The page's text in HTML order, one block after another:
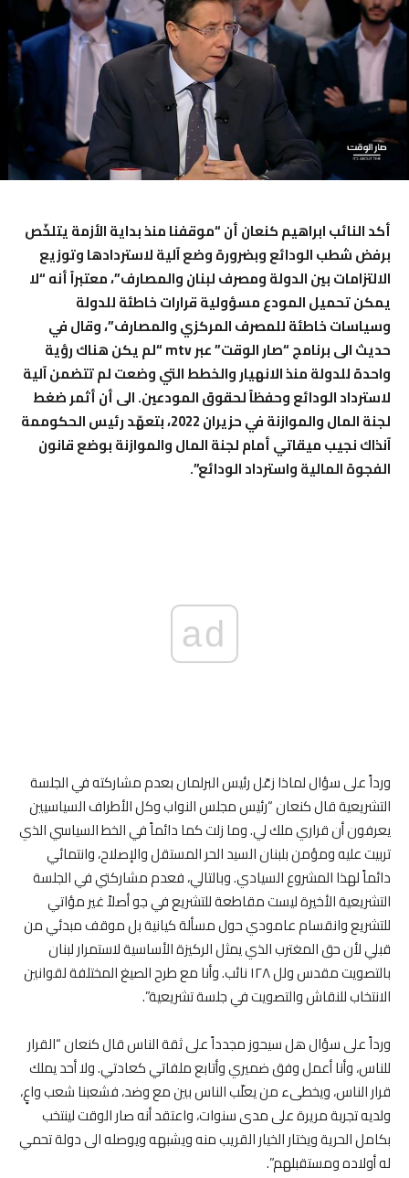
أكد النائب ابراهيم كنعان أن “موقفنا منذ بداية الأزمة يتلخّص
برفض شطب الودائع وبضرورة وضع آلية لاستردادها وتوزيع
الالتزامات بين الدولة ومصرف لبنان والمصارف”، معتبراً أنه “لا
يمكن تحميل المودع مسؤولية قرارات خاطئة للدولة
وسياسات خاطئة للمصرف المركزي والمصارف”، وقال في
حديث الى برنامج “صار الوقت” عبر mtv “لم يكن هناك رؤية
واحدة للدولة منذ الانهيار والخطط التي وضعت لم تتضمن آلية
لاسترداد الودائع وحفظاً لحقوق المودعين. الى أن أثمر ضغط
لجنة المال والموازنة في حزيران 2022، بتعهّد رئيس الحكوممة
آنذاك نجيب ميقاتي أمام لجنة المال والموازنة بوضع قانون
الفجوة المالية واسترداد الودائع”.
ad
ورداً على سؤال لماذا زعّل رئيس البرلمان بعدم مشاركته في الجلسة
التشريعية قال كنعان “رئيس مجلس النواب وكل الأطراف السياسيين
يعرفون أن قراري ملك لي. وما زلت كما دائماً في الخط السياسي الذي
تربيت عليه ومؤمن بلبنان السيد الحر المستقل والإصلاح، وانتمائي
دائماً لهذا المشروع السيادي. وبالتالي، فعدم مشاركتي في الجلسة
التشريعية الأخيرة ليست مقاطعة للتشريع في جو أصلاً غير مؤاتي
للتشريع وانقسام عامودي حول مسألة كيانية بل موقف مبدئي من
قبلي لأن حق المغترب الذي يمثل الركيزة الأساسية لاستمرار لبنان
بالتصويت مقدس ولل ١٢٨ نائب. وأنا مع طرح الصيغ المختلفة لقوانين
الانتخاب للنقاش والتصويت في جلسة تشريعية”.
ورداً على سؤال هل سيحوز مجدداً على ثقة الناس قال كنعان “القرار
للناس، وأنا أعمل وفق ضميري وأتابع ملفاتي كعادتي. ولا أحد يملك
قرار الناس، ويخطىء من يعلّب الناس بين مع وضد، فشعبنا شعب واعٍ،
ولديه تجربة مريرة على مدى سنوات، واعتقد أنه صار الوقت لينتخب
بكامل الحرية ويختار الخيار القريب منه ويشبهه ويوصله الى دولة تحمي
له أولاده ومستقبلهم”.